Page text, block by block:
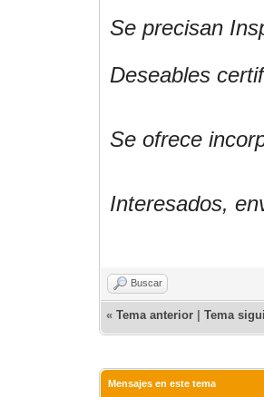
Se precisan
Deseables
Se ofrece
Interesados,
Buscar
«Tema anterior |Tema
Mensajes en este tema